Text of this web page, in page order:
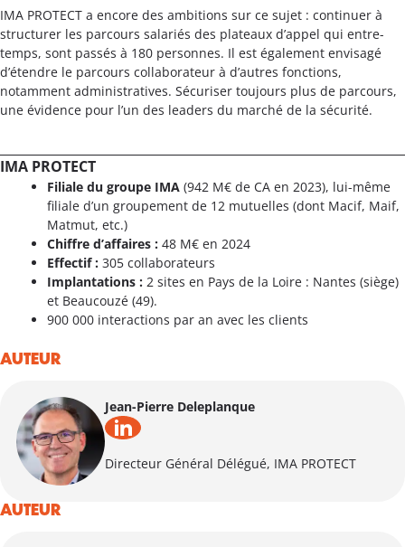
IMA PROTECT a encore des ambitions sur ce sujet : continuer à
structurer les parcours salariés des plateaux d’appel qui entre-
temps, sont passés à 180 personnes. Il est également envisagé
d’étendre le parcours collaborateur à d’autres fonctions,
notamment administratives. Sécuriser toujours plus de parcours,
une évidence pour l’un des leaders du marché de la sécurité.
IMA PROTECT
Filiale du groupe IMA (942 M€ de CA en 2023), lui-même
filiale d’un groupement de 12 mutuelles (dont Macif, Maif,
Matmut, etc.)
Chiffre d’affaires : 48 M€ en 2024
Effectif : 305 collaborateurs
Implantations : 2 sites en Pays de la Loire : Nantes (siège)
et Beaucouzé (49).
900 000 interactions par an avec les clients
AUTEUR
Jean-Pierre Deleplanque
Directeur Général Délégué, IMA PROTECT
AUTEUR